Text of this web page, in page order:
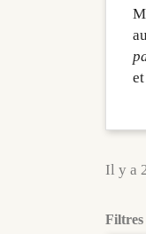
Il y a
Filtres